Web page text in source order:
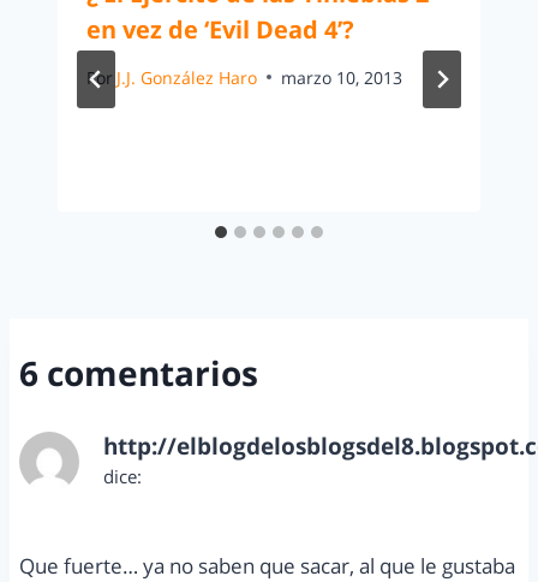
en vez de ‘Evil Dead 4’?
Por J.J. González Haro marzo 10, 2013
6 comentarios
http://
dice:
Que fuerte… ya no saben que sacar, al que le gustaba